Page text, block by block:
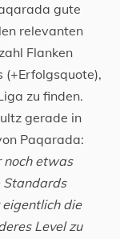
gute
relevanten
Flanken
(+Erfolgsquote),
zu finden.
gerade in
Paqarada:
noch etwas
Standards
die
Level zu